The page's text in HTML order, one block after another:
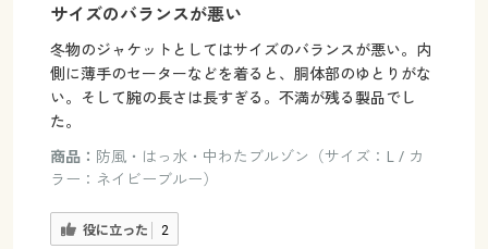
サイズのバランスが悪い
冬物のジャケットとしてはサイズのバランスが悪い。内
側に薄手のセーターなどを着ると、胴体部のゆとりがな
い。そして腕の長さは長すぎる。不満が残る製品でし
た。
商品： 防風・はっ水・中わたブルゾン（サイズ：L / カ
ラー：ネイビーブルー）
役に立った 2